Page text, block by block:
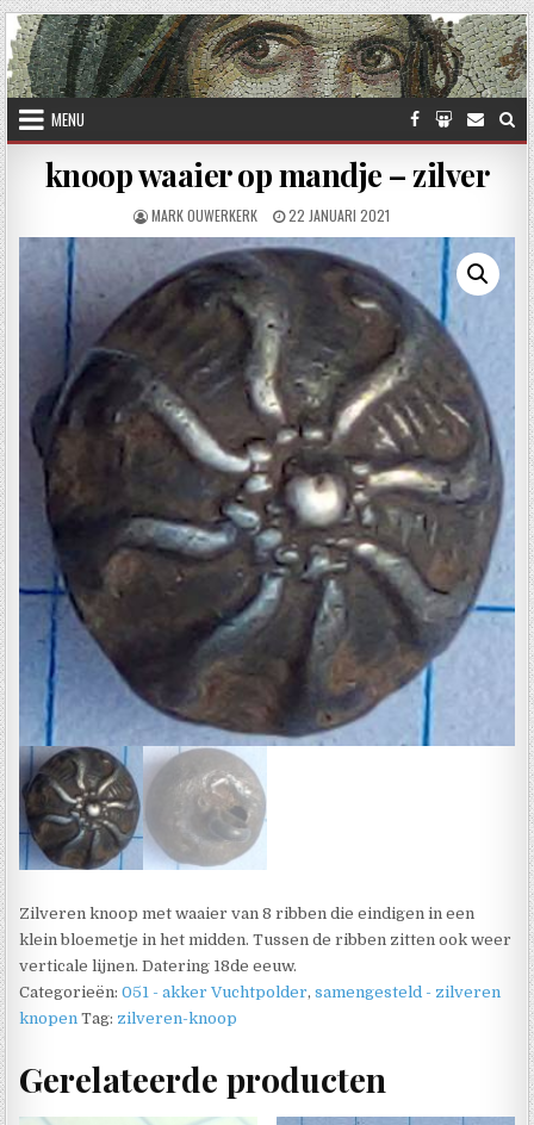
Skip to content
MENU
knoop waaier op mandje – zilver
AUTHOR:
MARK OUWERKERK PUBLISHED DATE:
22 JANUARI 2021
Zilveren knoop met waaier van 8 ribben die eindigen in een
klein bloemetje in het midden. Tussen de ribben zitten ook weer
verticale lijnen. Datering 18de eeuw.
Categorieën:051 - akker Vuchtpolder,samengesteld - zilveren
knopen Tag: zilveren-knoop
Gerelateerde producten